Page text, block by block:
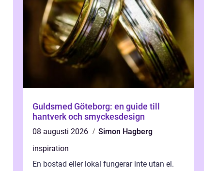
Guldsmed Göteborg: en guide till
hantverk och smyckesdesign
08 augusti 2026
Simon Hagberg
inspiration
En bostad eller lokal fungerar inte utan el.